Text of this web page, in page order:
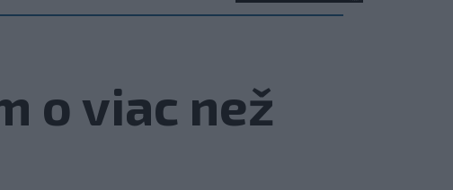
o viac než